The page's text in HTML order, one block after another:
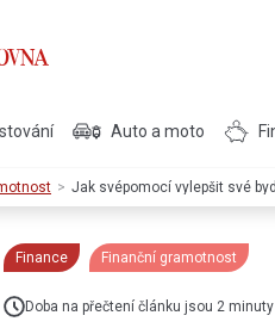
Auto a moto
Jak svépomocí vylepšit své
Finance Finanční gramotnost
Doba na přečtení článku jsou 2 minuty